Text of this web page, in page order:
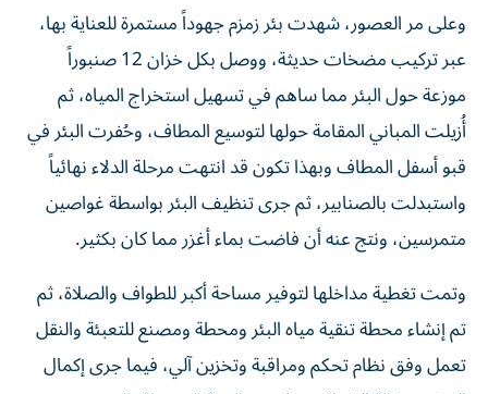
وعلى مر العصور، شهدت بئر زمزم جهوداً مستمرة للعناية بها،
عبر تركيب مضخات حديثة، ووصل بكل خزان 12 صنبوراً
موزعة حول البئر مما ساهم في تسهيل استخراج المياه، ثم
أُزيلت المباني المقامة حولها لتوسيع المطاف، وحُفرت البئر في
قبو أسفل المطاف وبهذا تكون قد انتهت مرحلة الدلاء نهائياً
واستبدلت بالصنابير، ثم جرى تنظيف البئر بواسطة غواصين
متمرسين، ونتج عنه أن فاضت بماء أغزر مما كان بكثير.
وتمت تغطية مداخلها لتوفير مساحة أكبر للطواف والصلاة، ثم
تم إنشاء محطة تنقية مياه البئر ومحطة ومصنع للتعبئة والنقل
تعمل وفق نظام تحكم ومراقبة وتخزين آلي، فيما جرى إكمال